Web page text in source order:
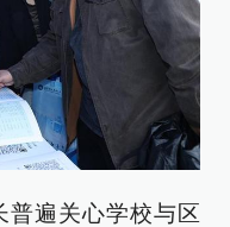
遍关心学校与区